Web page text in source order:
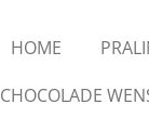
HOME
CHOCOLADE